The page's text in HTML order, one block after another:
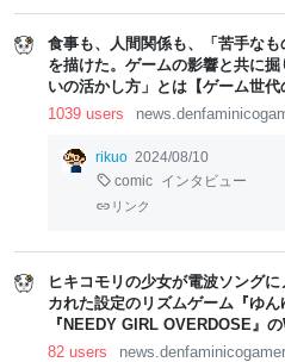
食事も、人間関係も、「苦手なも
を描けた。ゲームの影響と共に
いの活かし方」とは【ゲーム世代
1039 users
rikuo 2024/08/10
comic インタビュー
リンク
ヒキコモリの少女が電波ソング
カれた設定のリズムゲーム『ゆん
『NEEDY GIRL OVERDOSE』
82 users